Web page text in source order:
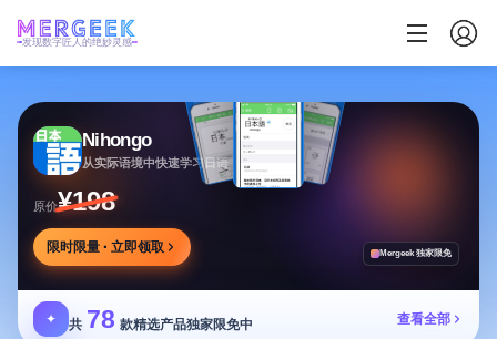
发现数字匠人的绝妙灵感
Nihongo
从实际语境中快速学习日语
原价¥198
限时限量 · 立即领取 Mergeek 独家限免
✦ 共 78 款精选产品独家限免中 查看全部